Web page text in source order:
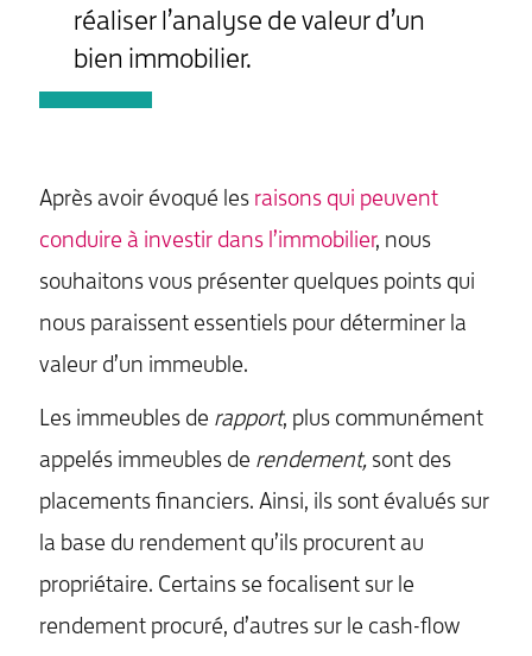
réaliser l’analyse de valeur d’un
bien immobilier.
Après avoir évoqué les raisons qui peuvent
conduire à investir dans l’immobilier, nous
souhaitons vous présenter quelques points qui
nous paraissent essentiels pour déterminer la
valeur d’un immeuble.
Les immeubles de rapport, plus communément
appelés immeubles de rendement,sont des
placements financiers. Ainsi, ils sont évalués sur
la base du rendement qu’ils procurent au
propriétaire. Certains se focalisent sur le
rendement procuré, d’autres sur le cash-flow